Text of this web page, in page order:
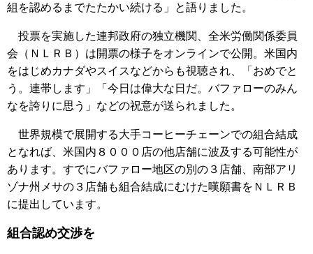
組を認めるまでたたかい続ける」と語りました。
投票を実施した連邦政府の独立機関、全米労働関係委員
会（ＮＬＲＢ）は開票の様子をオンラインで公開。米国内
をはじめカナダやスイスなどからも視聴され、「おめでと
う。連帯します」「今日は偉大な日だ。バファローのみん
なを誇りに思う」などの祝意が送られました。
世界規模で展開する大手コーヒーチェーンでの組合結成
となれば、米国内８０００店の他店舗に波及する可能性が
あります。すでにバファロー地区の別の３店舗、南部アリ
ゾナ州メサの３店舗も組合結成にむけた嘆願書をＮＬＲＢ
に提出しています。
組合認め交渉を